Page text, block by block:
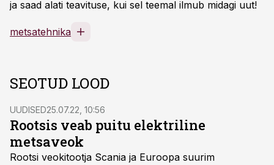
ja saad alati teavituse, kui sel teemal ilmub midagi uut!
metsatehnika
SEOTUD LOOD
UUDISED25.07.22, 10:56
Rootsis veab puitu elektriline
metsaveok
Rootsi veokitootja Scania ja Euroopa suurim